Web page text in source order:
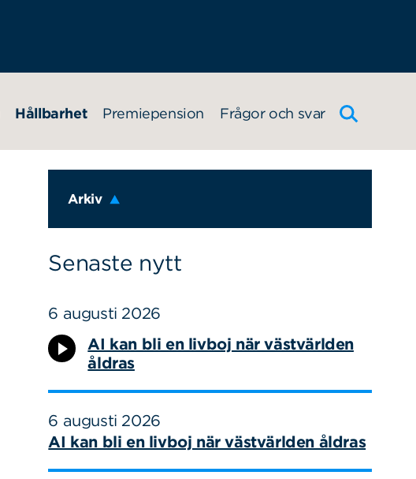
Hållbarhet Premiepension Frågor och svar
Arkiv
Senaste nytt
6 augusti 2026
AI kan bli en livboj när västvärlden
åldras
6 augusti 2026
AI kan bli en livboj när västvärlden åldras